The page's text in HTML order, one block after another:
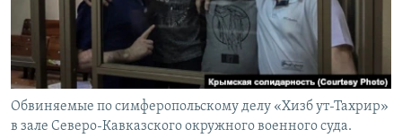
Обвиняемые по симферопольскому делу «Хизб ут-Тахрир»
в зале Северо-Кавказского окружного военного суда.